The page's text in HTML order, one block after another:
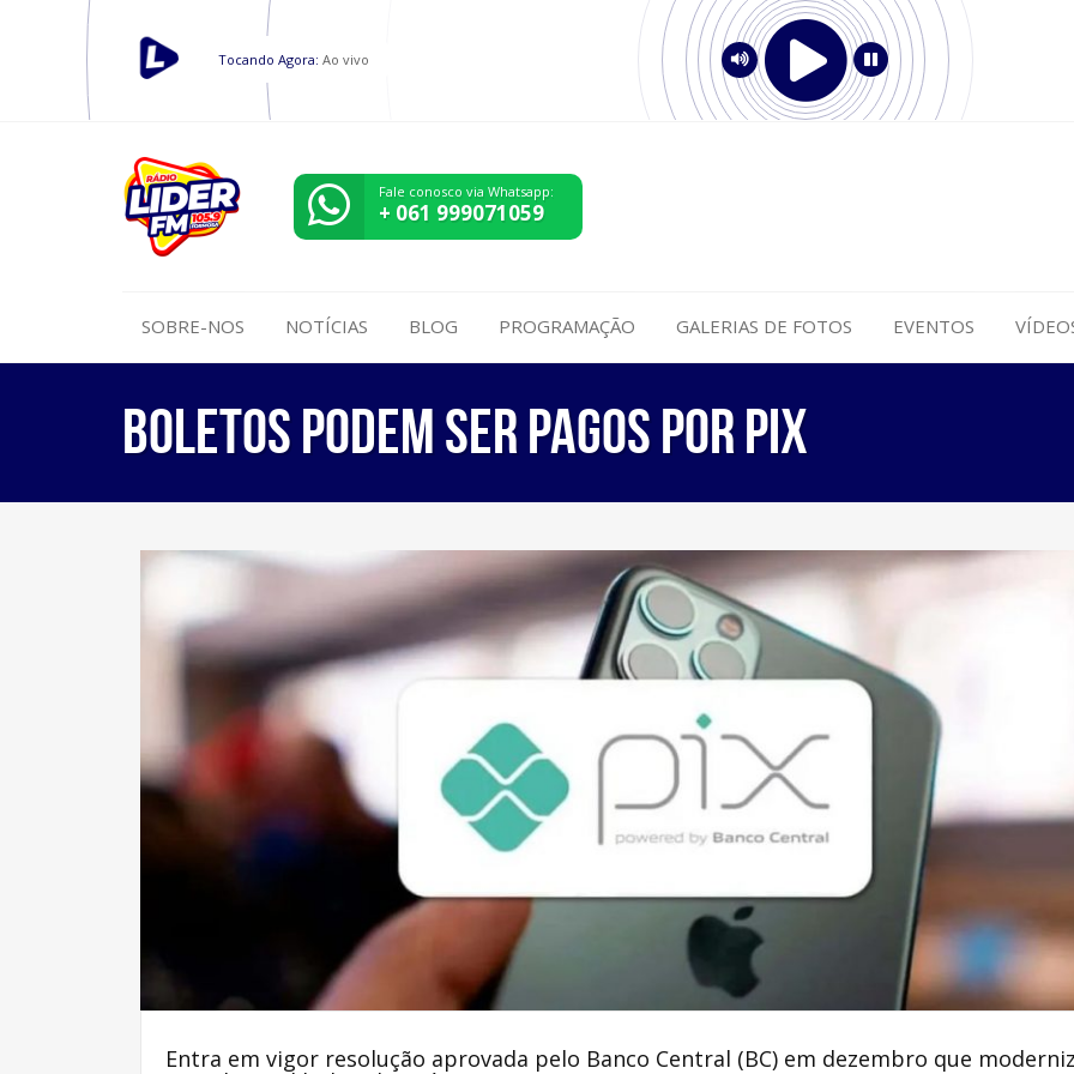
Tocando Agora: Ao vivo
Fale conosco via Whatsapp:
+ 061 999071059
SOBRE-NOS NOTÍCIAS BLOG PROGRAMAÇÃO GALERIAS DE FOTOS EVENTOS
Boletos podem ser pagos por Pix
Entra em vigor resolução aprovada pelo Banco Central (BC) em dezembro que